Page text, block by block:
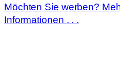
Möchten Sie werben?
Informationen . . .